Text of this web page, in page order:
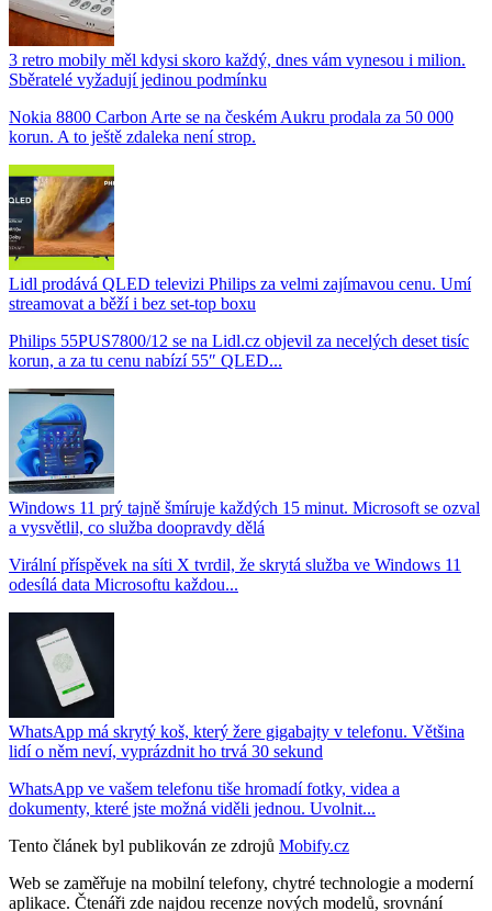
3 retro mobily měl kdysi skoro každý, dnes vám vynesou i milion.
Sběratelé vyžadují jedinou podmínku
Nokia 8800 Carbon Arte se na českém Aukru prodala za 50 000
korun. A to ještě zdaleka není strop.
Lidl prodává QLED televizi Philips za velmi zajímavou cenu. Umí
streamovat a běží i bez set-top boxu
Philips 55PUS7800/12 se na Lidl.cz objevil za necelých deset tisíc
korun, a za tu cenu nabízí 55″ QLED...
Windows 11 prý tajně šmíruje každých 15 minut. Microsoft se ozval
a vysvětlil, co služba doopravdy dělá
Virální příspěvek na síti X tvrdil, že skrytá služba ve Windows 11
odesílá data Microsoftu každou...
WhatsApp má skrytý koš, který žere gigabajty v telefonu. Většina
lidí o něm neví, vyprázdnit ho trvá 30 sekund
WhatsApp ve vašem telefonu tiše hromadí fotky, videa a
dokumenty, které jste možná viděli jednou. Uvolnit...
Tento článek byl publikován ze zdrojů Mobify.cz
Web se zaměřuje na mobilní telefony, chytré technologie a moderní
aplikace. Čtenáři zde najdou recenze nových modelů, srovnání